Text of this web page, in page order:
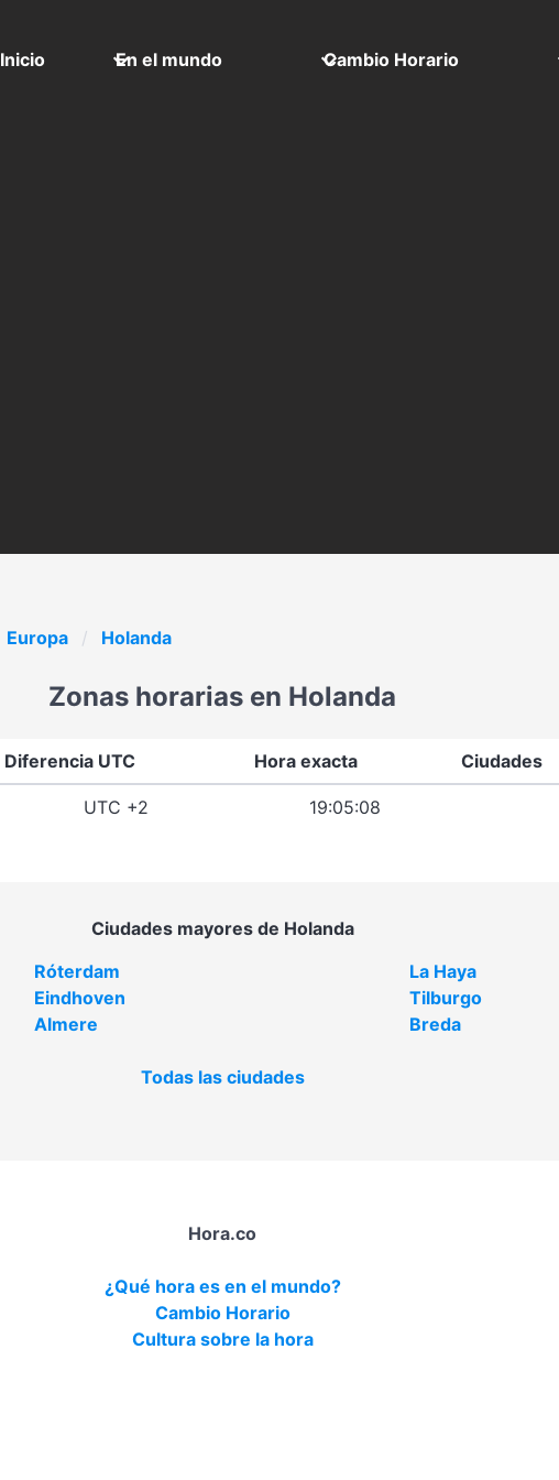
Inicio En el mundo Cambio Horario
Europa Holanda
Zonas horarias en Holanda
Diferencia UTC Hora exacta Ciudades
UTC +2 19:05:08
Ciudades mayores de Holanda
Róterdam
La Haya
Eindhoven
Tilburgo
Almere
Breda
Todas las ciudades
Hora.co
¿Qué hora es en el mundo?
Cambio Horario
Cultura sobre la hora